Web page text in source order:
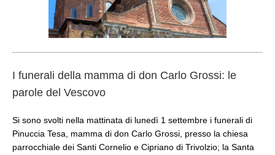
I funerali della mamma di don Carlo Grossi: le
parole del Vescovo
Si sono svolti nella mattinata di lunedì 1 settembre i funerali di
Pinuccia Tesa, mamma di don Carlo Grossi, presso la chiesa
parrocchiale dei Santi Cornelio e Cipriano di Trivolzio; la Santa